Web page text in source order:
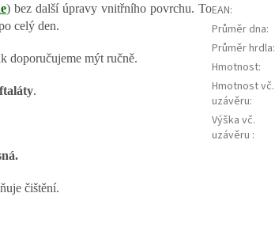
) bez další úpravy vnitřního povrchu. To
celý den.
doporučujeme mýt ručně.
.
čištění.
EAN:
Průměr dna:
Průměr hrdla:
Hmotnost:
Hmotnost vč.
uzávěru:
Výška vč.
uzávěru :